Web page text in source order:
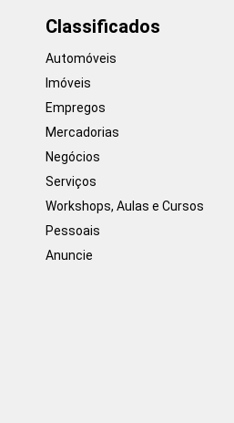
Classificados
Automóveis
Imóveis
Empregos
Mercadorias
Negócios
Serviços
Workshops, Aulas e Cursos
Pessoais
Anuncie